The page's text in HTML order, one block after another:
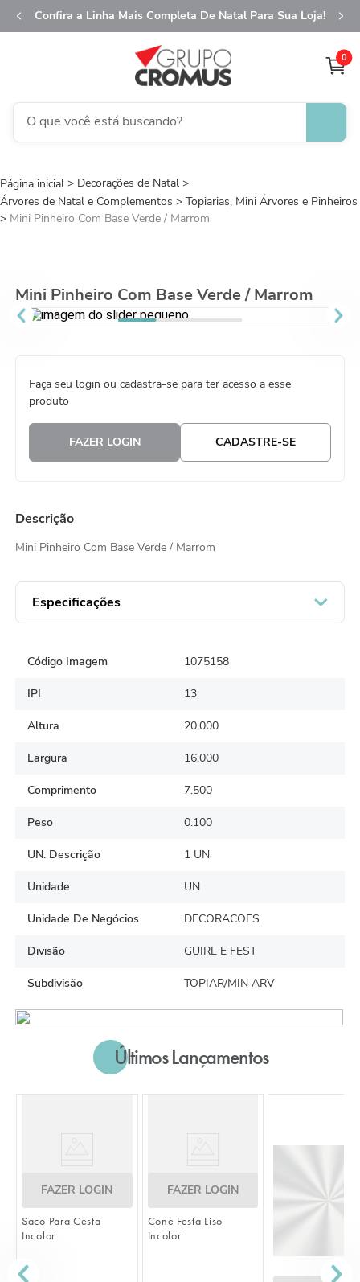
Confira a Linha Mais Completa De Natal Para Sua Loja!
0
O que você está buscando?
Decorações de Natal
Árvores de Natal e Complementos
Topiarias, Mini Árvores e Pinheiros
Mini Pinheiro Com Base Verde / Marrom
Mini Pinheiro Com Base Verde / Marrom
Faça seu login ou cadastra-se para ter acesso a esse
produto
FAZER LOGIN CADASTRE-SE
Descrição
Mini Pinheiro Com Base Verde / Marrom
Especificações
Código Imagem 1075158
IPI 13
Altura 20.000
Largura 16.000
Comprimento 7.500
Peso 0.100
UN. Descrição 1 UN
Unidade UN
Unidade De Negócios DECORACOES
Divisão GUIRL E FEST
Subdivisão TOPIAR/MIN ARV
Últimos Lançamentos
FAZER LOGIN
Saco Para Cesta
Incolor
FAZER LOGIN
Cone Festa Liso
Incolor
1º
saco transparente
5º
sacola
6º
caixa
8º
embalagem trufas
vela